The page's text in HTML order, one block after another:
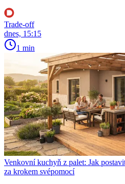
Trade-off
dnes, 15:15
1 min
Venkovní kuchyň z palet: Jak
za krokem svépomocí